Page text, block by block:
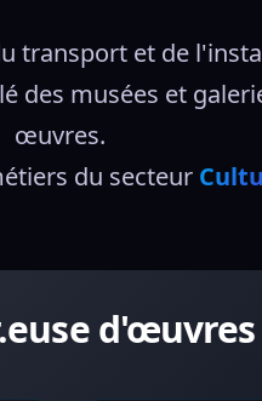
et de
musées et
œuvres.
du secteur